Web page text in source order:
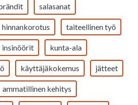
salasanat
hinnankorotus taiteellinen työ
insinöörit kunta-ala
käyttäjäkokemus jätteet
ammatillinen kehitys